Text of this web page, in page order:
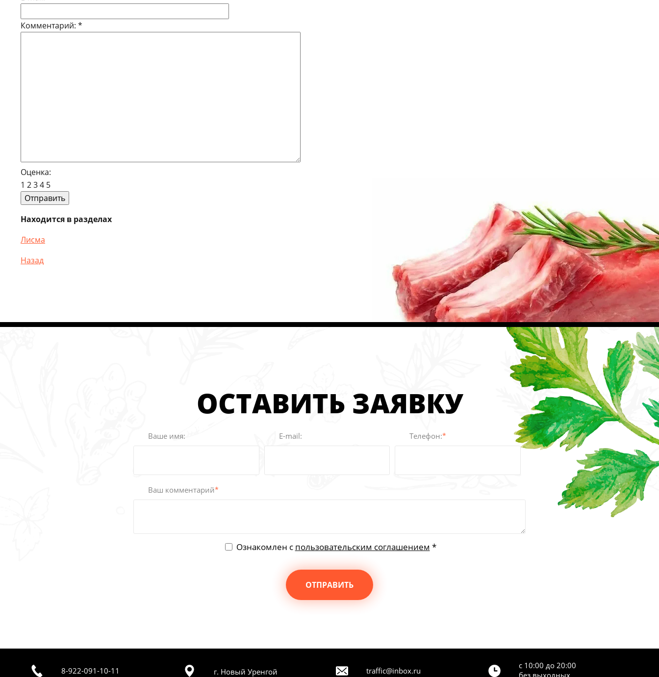
Комментарий: *
Оценка:
1 234 5
Находится в разделах
Лисма
Назад
ОСТАВИТЬ ЗАЯВКУ
Ваше имя: E-mail: Телефон:*
Ваш комментарий*
Ознакомлен с пользовательским соглашением *
ОТПРАВИТЬ
8-922-091-10-11 г. Новый Уренгой traffic@inbox.ru
с 10:00 до 20:00
без выходных